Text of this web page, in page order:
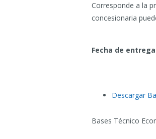
Corresponde a la
concesionaria
Fecha de
Descargar
Bases Técnico